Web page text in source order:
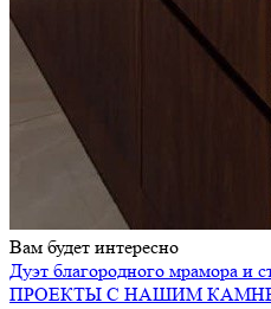
Вам будет интересно
Дуэт благородного мрамора и
ПРОЕКТЫ С НАШИМ